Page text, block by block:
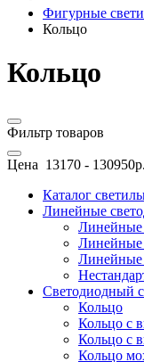
Фигурные
Кольцо
Кольцо
Фильтр товаров
Цена 13170 - 130950р.
Каталог
Линейные
Линейные
Линейные
Линейные
Светодиодный
Кольцо
Кольцо с
Кольцо с
Кольцо